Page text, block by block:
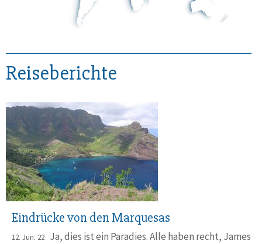
Reiseberichte
Eindrücke von den Marquesas
12. Jun. 22 Ja, dies ist ein Paradies. Alle haben recht, James